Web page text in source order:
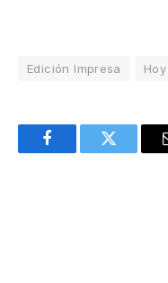
Edición Impresa Hoy
FacebookTwitter